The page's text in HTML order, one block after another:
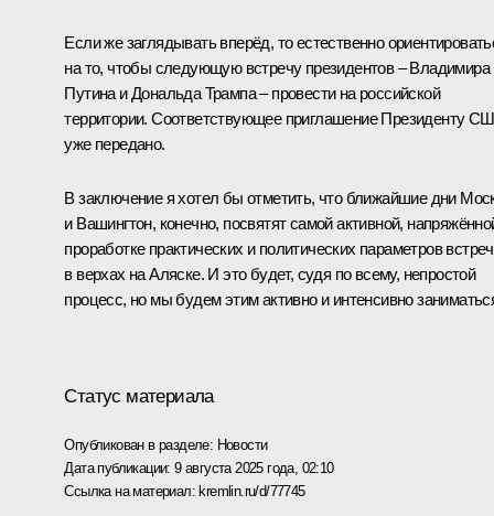
Если же заглядывать вперёд, то естественно
на то, чтобы следующую встречу президентов – Владимира
Путина и Дональда Трампа – провести на российской
территории. Соответствующее приглашение Президенту
уже передано.
В заключение я хотел бы отметить, что ближайшие дни
и Вашингтон, конечно, посвятят самой активной,
проработке практических и политических параметров
в верхах на Аляске. И это будет, судя по всему, непростой
процесс, но мы будем этим активно и интенсивно
Статус материала
Опубликован в разделе: Новости
Дата публикации:9 августа 2025 года, 02:10
Ссылка на материал:kremlin.ru/d/77745